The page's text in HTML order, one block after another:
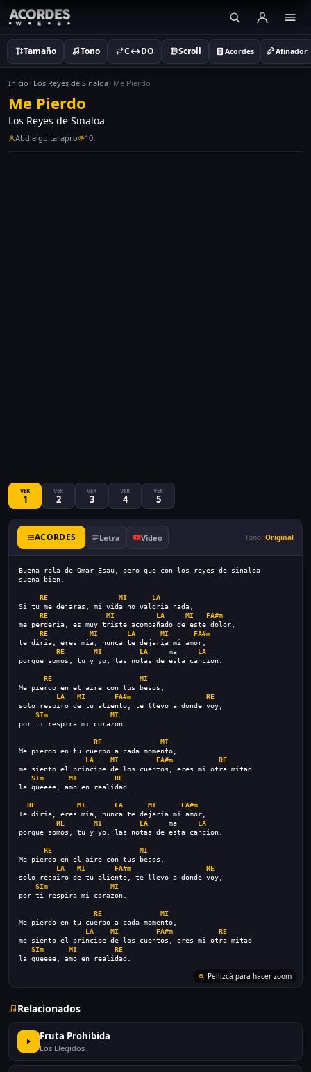
Tamaño Tono C↔DO Scroll Acordes Afinador
Inicio Los Reyes de Sinaloa Me Pierdo
Me Pierdo
Los Reyes de Sinaloa
Abdielguitarapro 10
VER
1
VER
2
VER
3
VER
4
VER
5
ACORDES Letra Video Tono: Original
Buena rola de Omar Esau, pero que con los reyes de sinaloa
suena bien.
RE MI
LA
Si tu me dejaras, mi vida no valdria nada,
RE
MI LA MI
FA#m
me perderia, es muy triste acompañado de este dolor,
RE
MI LA MI
FA#m
te diria, eres mia, nunca te dejaria mi amor,
RE
MI LA ma LA
porque somos, tu y yo, las notas de esta cancion.
RE
MI
Me pierdo en el aire con tus besos,
LA
MI FA#m
RE
solo respiro de tu aliento, te llevo a donde voy,
SIm
MI
por ti respira mi corazon.
RE
MI
Me pierdo en tu cuerpo a cada momento,
LA
MI FA#m
RE
me siento el principe de los cuentos, eres mi otra mitad
SIm
MI
RE
la queeee, amo en realidad.
RE MI LA MI
FA#m
Te diria, eres mia, nunca te dejaria mi amor,
RE
MI LA ma LA
porque somos, tu y yo, las notas de esta cancion.
RE
MI
Me pierdo en el aire con tus besos,
LA
MI FA#m
RE
solo respiro de tu aliento, te llevo a donde voy,
SIm
MI
por ti respira mi corazon.
RE
MI
Me pierdo en tu cuerpo a cada momento,
LA
MI FA#m
RE
me siento el principe de los cuentos, eres mi otra mitad
SIm
MI
RE
la queeee, amo en realidad.
Pellizcá para hacer zoom
Relacionados
Fruta Prohibida
Los Elegidos